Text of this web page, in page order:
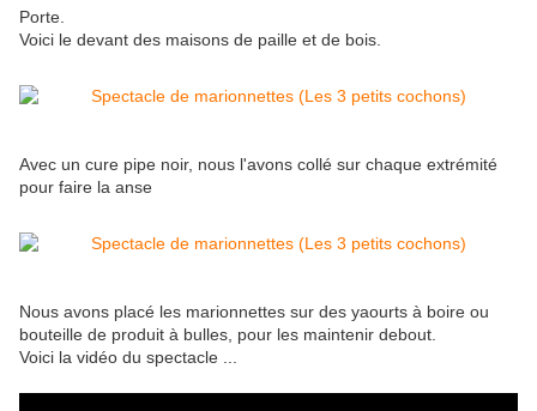
Porte.
Voici le devant des maisons de paille et de bois.
Avec un cure pipe noir, nous l'avons collé sur chaque extrémité
pour faire la anse
Nous avons placé les marionnettes sur des yaourts à boire ou
bouteille de produit à bulles, pour les maintenir debout.
Voici la vidéo du spectacle ...